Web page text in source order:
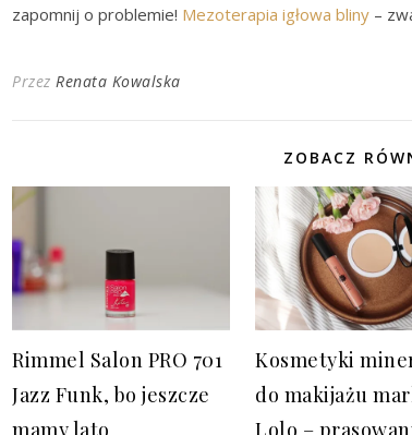
zapomnij o problemie! Mezoterapia igłowa bliny –
Przez Renata Kowalska
ZOBACZ
Rimmel Salon PRO 701
Jazz Funk, bo jeszcze
mamy lato
Kosmetyki
do makijażu
Lolo –